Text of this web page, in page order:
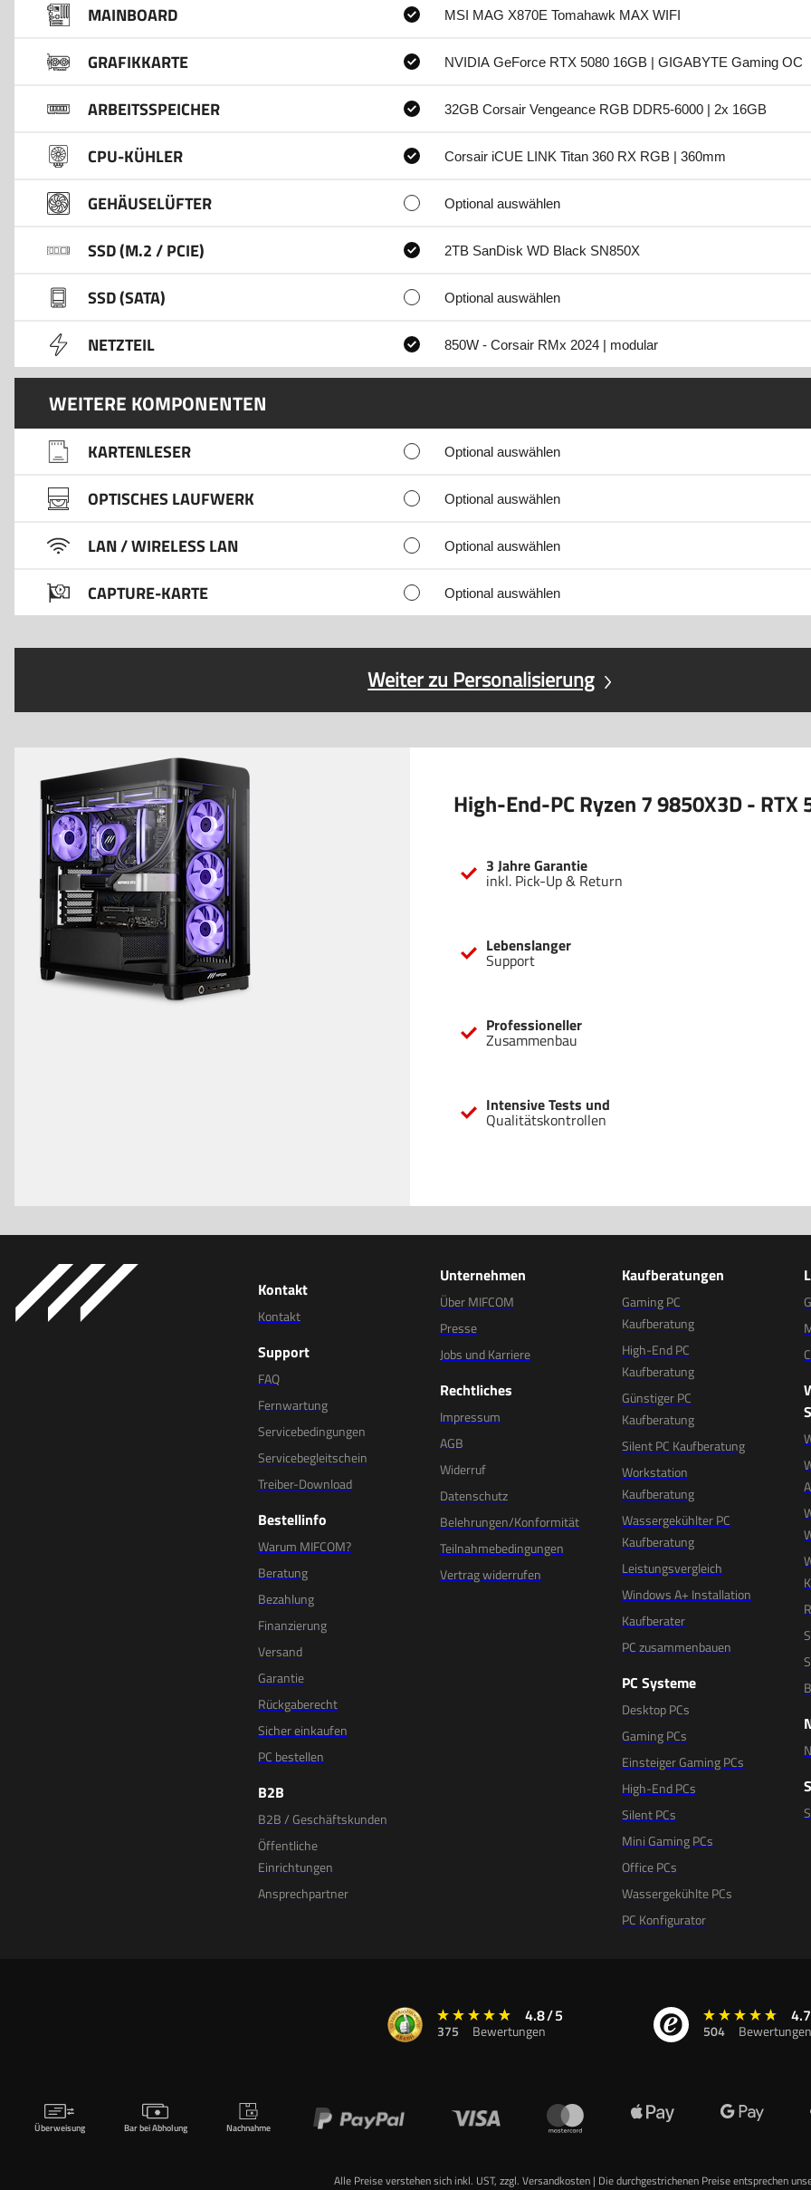
MAINBOARD MSI MAG X870E Tomahawk MAX WIFI
GRAFIKKARTE NVIDIA GeForce RTX 5080 16GB | GIGABYTE Gaming OC
ARBEITSSPEICHER 32GB Corsair Vengeance RGB DDR5-6000 | 2x 16GB
CPU-KÜHLER Corsair iCUE LINK Titan 360 RX RGB | 360mm
GEHÄUSELÜFTER Optional auswählen
SSD (M.2 / PCIE) 2TB SanDisk WD Black SN850X
SSD (SATA) Optional auswählen
NETZTEIL 850W - Corsair RMx 2024 | modular
WEITERE KOMPONENTEN
KARTENLESER Optional auswählen
OPTISCHES LAUFWERK Optional auswählen
LAN / WIRELESS LAN Optional auswählen
CAPTURE-KARTE Optional auswählen
Weiter zu Personalisierung
High-End-PC Ryzen 7 9850X3D - RTX
3 Jahre Garantie
inkl. Pick-Up & Return
Lebenslanger
Support
Professioneller
Zusammenbau
Intensive Tests und
Qualitätskontrollen
Kontakt
Kontakt
Support
FAQ
Fernwartung
Servicebedingungen
Servicebegleitschein
Treiber-Download
Bestellinfo
Warum MIFCOM?
Beratung
Bezahlung
Finanzierung
Versand
Garantie
Rückgaberecht
Sicher einkaufen
PC bestellen
B2B
B2B / Geschäftskunden
Öffentliche
Einrichtungen
Ansprechpartner
Unternehmen
Über MIFCOM
Presse
Jobs und Karriere
Rechtliches
Impressum
AGB
Widerruf
Datenschutz
Belehrungen/Konformität
Teilnahmebedingungen
Vertrag widerrufen
Kaufberatungen
Gaming PC
Kaufberatung
High-End PC
Kaufberatung
Günstiger PC
Kaufberatung
Silent PC Kaufberatung
Workstation
Kaufberatung
Wassergekühlter PC
Kaufberatung
Leistungsvergleich
Windows A+ Installation
Kaufberater
PC zusammenbauen
PC Systeme
Desktop PCs
Gaming PCs
Einsteiger Gaming PCs
High-End PCs
Silent PCs
Mini Gaming PCs
Office PCs
Wassergekühlte PCs
PC Konfigurator
4.8/5
375 Bewertungen
4.7
504 Bewertungen
Überweisung Bar bei Abholung Nachnahme
Alle Preise verstehen sich inkl. UST, zzgl. Versandkosten | Die durchgestrichenen Preise entsprechen